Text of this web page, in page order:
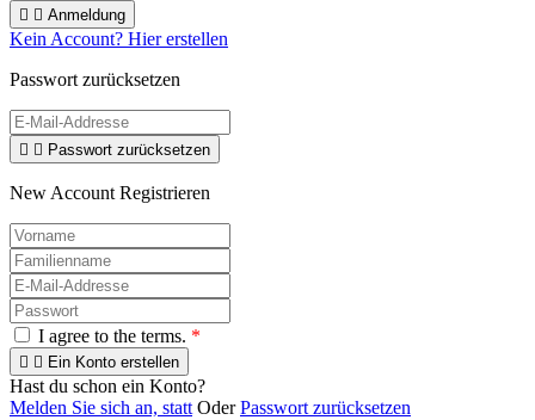
  Anmeldung
Kein Account? Hier erstellen
Passwort zurücksetzen
  Passwort zurücksetzen
New Account Registrieren
I agree to the terms. *
  Ein Konto erstellen
Hast du schon ein Konto?
Melden Sie sich an, statt OderPasswort zurücksetzen